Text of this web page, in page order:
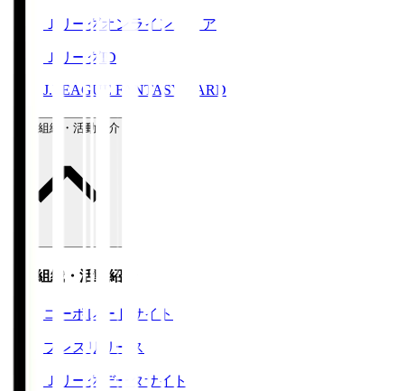
Ｊリーグオンラインストア
ＪリーグID
J.LEAGUE FANTASY CARD
運営組織・活動紹介
運営組織・活動紹介
コーポレートサイト
プレスリリース
Ｊリーグデータサイト